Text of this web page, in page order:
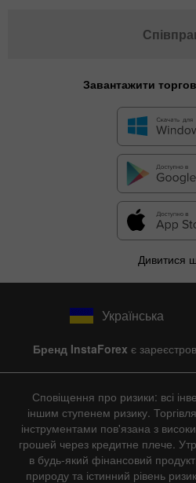
Завантажити
Дивитися
Українська
Бренд InstaForex є
Сповіщення про ризики: всі
іншим ступенем ризику.
інструментами пов'язана з
грошей через кредитне плече.
в будь-який фінансовий
природу та істинний рівень